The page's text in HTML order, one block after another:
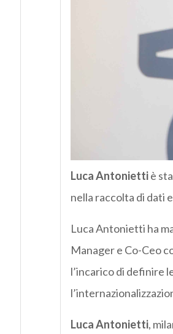
Luca Antoniettiè
nella raccolta di dati
Luca Antonietti ha
Manager e Co-Ceo
l’incarico di definire
Luca Antonietti,